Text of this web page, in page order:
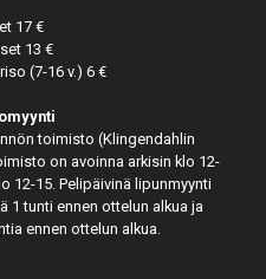
17 €
13 €
(7-16 v.) 6 €
toimisto (Klingendahlin
on avoinna arkisin klo 12-
12-15. Pelipäivinä lipunmyynti
1 tunti ennen ottelun alkua ja
ennen ottelun alkua.